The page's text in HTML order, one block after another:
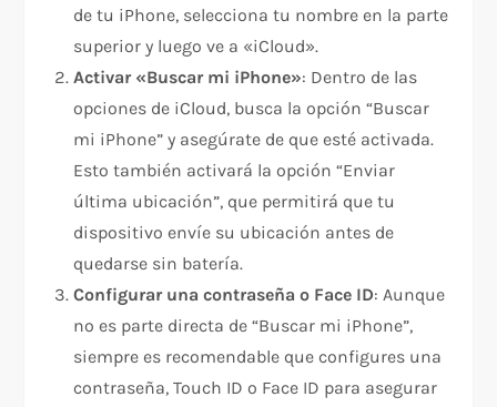
de tu iPhone, selecciona tu nombre en la parte
superior y luego ve a «iCloud».
Activar «Buscar mi iPhone»: Dentro de las
opciones de iCloud, busca la opción “Buscar
mi iPhone” y asegúrate de que esté activada.
Esto también activará la opción “Enviar
última ubicación”, que permitirá que tu
dispositivo envíe su ubicación antes de
quedarse sin batería.
Configurar una contraseña o Face ID: Aunque
no es parte directa de “Buscar mi iPhone”,
siempre es recomendable que configures una
contraseña, Touch ID o Face ID para asegurar